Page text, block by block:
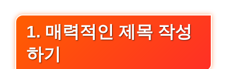
1. 매력적인 제목 작성
하기